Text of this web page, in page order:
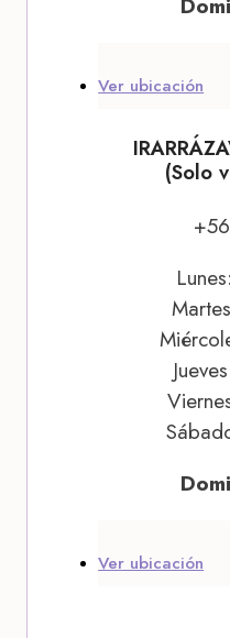
Ver ubicación
(Solo
Ver ubicación